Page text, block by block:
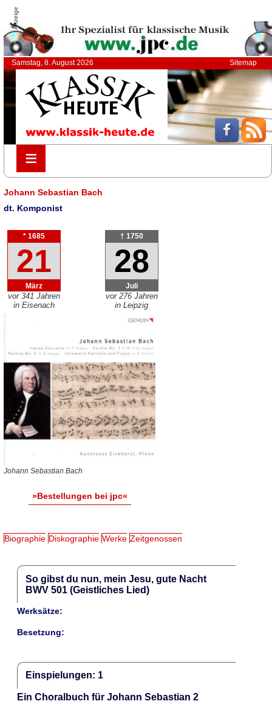
Anzeige
Samstag, 8. August 2026 Sitemap
≡
≡
Johann Sebastian Bach
dt. Komponist
* 1685
21
März
vor 341 Jahren
in Eisenach
† 1750
28
Juli
vor 276 Jahren
in Leipzig
Johann Sebastian Bach
»Bestellungen bei jpc«
Biographie Diskographie Werke Zeitgenossen
So gibst du nun, mein Jesu, gute Nacht
BWV 501 (Geistliches Lied)
Werksätze:
Besetzung:
Einspielungen: 1
Ein Choralbuch für Johann Sebastian 2